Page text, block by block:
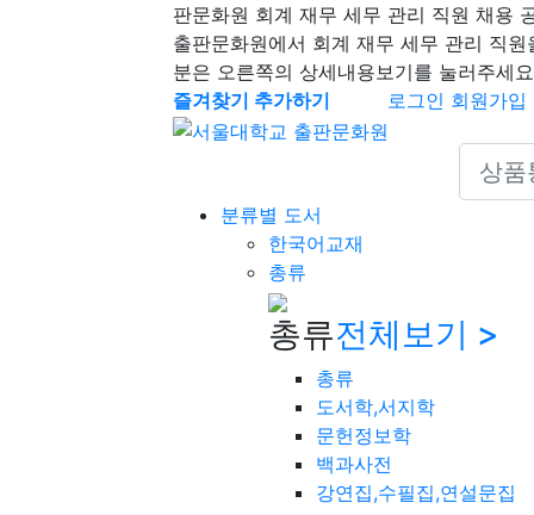
판문화원 회계 재무 세무 관리 직원 채용
출판문화원에서 회계 재무 세무 관리 직
분은 오른쪽의 상세내용보기를 눌러주세
즐겨찾기 추가하기
로그인 회원가입
Search
분류별 도서
한국어교재
총류
총류전체보기 >
총류
도서학,서지학
문헌정보학
백과사전
강연집,수필집,연설문집